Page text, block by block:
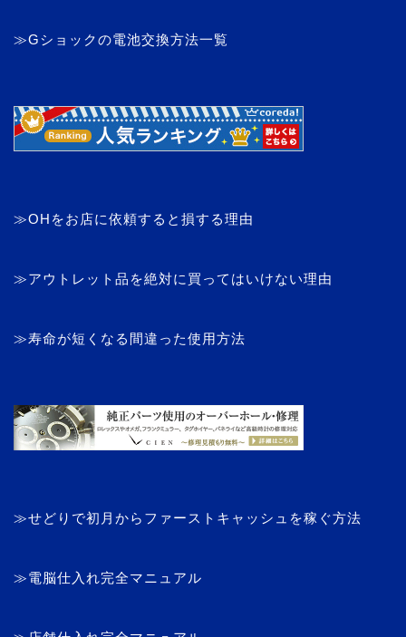
≫Gショックの電池交換方法一覧
≫OHをお店に依頼すると損する理由
≫アウトレット品を絶対に買ってはいけない理由
≫寿命が短くなる間違った使用方法
≫せどりで初月からファーストキャッシュを稼ぐ方法
≫電脳仕入れ完全マニュアル